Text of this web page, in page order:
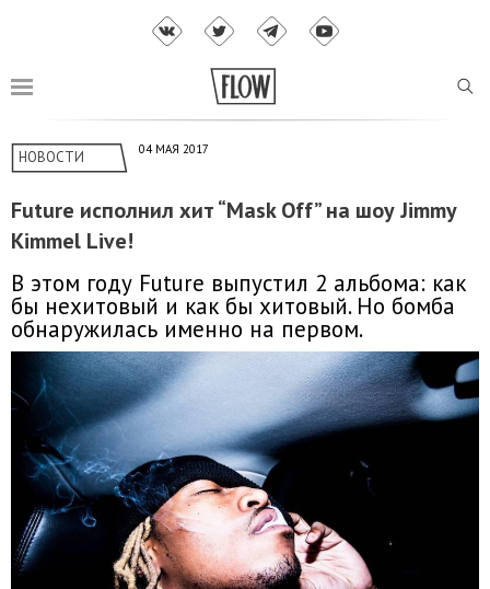
НОВОСТИ 04 МАЯ 2017
Future исполнил хит “Mask Off” на шоу Jimmy
Kimmel Live!
В этом году Future выпустил 2 альбома: как
бы нехитовый и как бы хитовый. Но бомба
обнаружилась именно на первом.